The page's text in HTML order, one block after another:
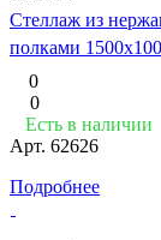
Стеллаж из
полками
0
0
Есть в наличии
Арт. 62626
Подробнее